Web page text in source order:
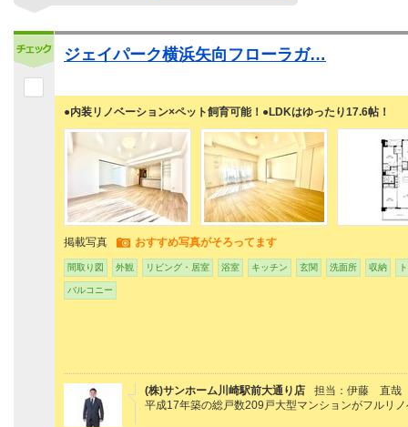
ジェイパーク横浜矢向フローラガ…
●内装リノベーション×ペット飼育可能！●LDKはゆったり17.6帖！
掲載写真 おすすめ写真がそろってます
間取り図 外観 リビング・居室 浴室 キッチン 玄関 洗面所 収納
バルコニー
(株)サンホーム川崎駅前大通り店
担当：伊藤 直哉
平成17年築の総戸数209戸大型マンションがフルリ